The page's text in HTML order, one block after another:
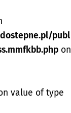
publ
on
value of type